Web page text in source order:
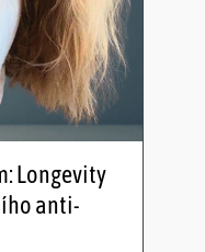
Longevity
anti-